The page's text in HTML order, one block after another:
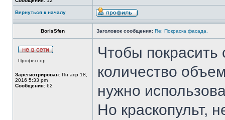
Вернуться к началу
BorisSfen Заголовок сообщения: Re: Покраска фасада.
Профессор
Зарегистрирован: Пн апр 18,
2016 5:33 pm
Сообщения: 62
Чтобы покрасить
количество
нужно
Но краскопульт,